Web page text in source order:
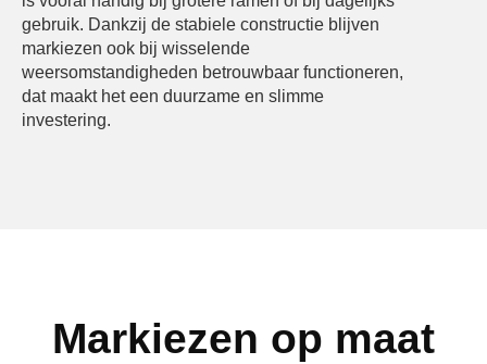
gebruik. Dankzij de stabiele constructie blijven
markiezen ook bij wisselende
weersomstandigheden betrouwbaar functioneren,
dat maakt het een duurzame en slimme
investering.
Markiezen op maat